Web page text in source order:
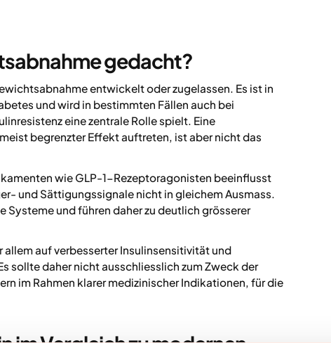
gedacht?
entwickelt oder zugelassen. Es ist in
und wird in bestimmten Fällen auch bei
eine zentrale Rolle spielt. Eine
begrenzter Effekt auftreten, ist aber nicht das
wie GLP-1-Rezeptoragonisten beeinflusst
und Sättigungssignale nicht in gleichem Ausmass.
und führen daher zu deutlich grösserer
auf verbesserter Insulinsensitivität und
sollte daher nicht ausschliesslich zum Zweck der
im Rahmen klarer medizinischer Indikationen, für die